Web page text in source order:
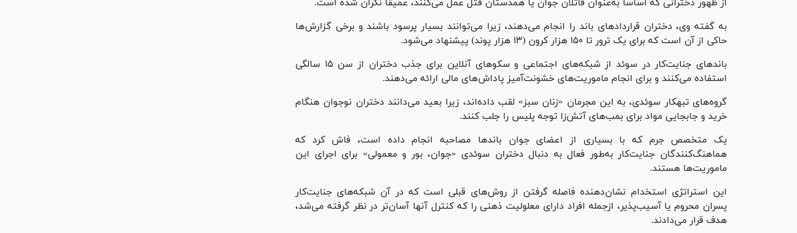
از ظهور دخترانی که اساسا به‌عنوان قاتلان جوان یا همدستان قتل عمل می‌کنند، عمیقا نگران شده است.
به گفته وی، دختران قرارداد‌های باند را انجام می‌دهند، زیرا می‌توانند بسیار پرسود باشند و برخی گزارش‌ها
حاکی از آن است که برای یک ترور تا ۱۵۰ هزار کرون (۱۳ هزار پوند) پیشنهاد می‌شود.
باند‌های جنایت‌کار در سوئد از شبکه‌های اجتماعی و سکو‌های آنلاین برای جذب دختران از سن ۱۵ سالگی
استفاده می‌کنند و برای انجام ماموریت‌های خشونت‌آمیز پاداش‌های مالی ارائه می‌دهند.
گروه‌های تبهکار سوئدی، به این مجرمان «زنان سبز» لقب داده‌اند، زیرا بعید می‌دانند دختران نوجوان هنگام
خرید و جابجایی مواد برای بمب‌های آتش‌زا توجه پلیس را جلب کنند.
یک متخصص جرم که با بسیاری از اعضای جوان باند‌ها مصاحبه انجام داده است، فاش کرد که
هماهنگ‌کنندگان جنایت‌کار به‌طور فعال به دنبال دختران سوئدی «جوان، بور و معمولی» برای اجرای این
ماموریت‌ها هستند.
این استراتژی استخدام نشان‌دهنده فاصله گرفتن از روش‌های قبلی است که در آن شبکه‌های جنایت‌کار
پسران محروم یا آسیب‌پذیر، ازجمله افراد دارای معلولیت ذهنی را که کنترل آنها آسان‌تر در نظر گرفته می‌شد،
هدف قرار می‌دادند.